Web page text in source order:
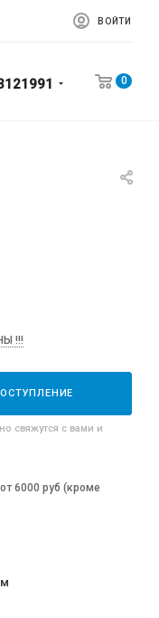
ВОЙТИ
0
!!!
свяжутся с вами и
6000 руб (кроме